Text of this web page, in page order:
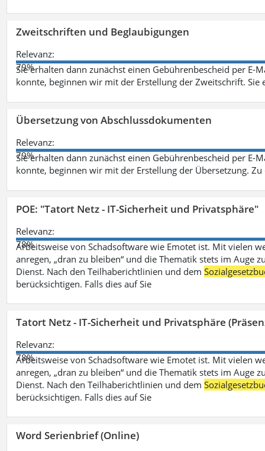
Zweitschriften und Beglaubigungen
Relevanz:
79%
Sie erhalten dann zunächst einen Gebührenbescheid per E-
konnte, beginnen wir mit der Erstellung der Zweitschrift. Sie
Übersetzung von Abschlussdokumenten
Relevanz:
79%
Sie erhalten dann zunächst einen Gebührenbescheid per E-
konnte, beginnen wir mit der Erstellung der Übersetzung.
POE: "Tatort Netz - IT-Sicherheit und Privatsphäre"
Relevanz:
78%
Arbeitsweise von Schadsoftware wie Emotet ist. Mit vielen
anregen, „dran zu bleiben“ und die Thematik stets im
Dienst. Nach den Teilhaberichtlinien und dem
berücksichtigen. Falls dies auf Sie
Tatort Netz - IT-Sicherheit und Privatsphäre
Relevanz:
78%
Arbeitsweise von Schadsoftware wie Emotet ist. Mit vielen
anregen, „dran zu bleiben“ und die Thematik stets im
Dienst. Nach den Teilhaberichtlinien und dem
berücksichtigen. Falls dies auf Sie
Word Serienbrief (Online)